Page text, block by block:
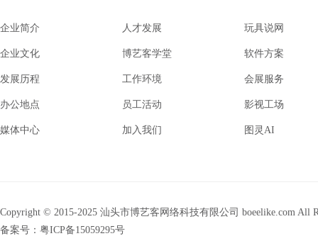
企业简介
企业文化
发展历程
办公地点
媒体中心
人才发展
博艺客学堂
工作环境
员工活动
加入我们
玩具说网
软件方案
会展服务
影视工场
图灵AI
Copyright © 2015-2025 汕头市博艺客网络科技有限公司 boeelike.com All
备案号： 粤ICP备15059295号